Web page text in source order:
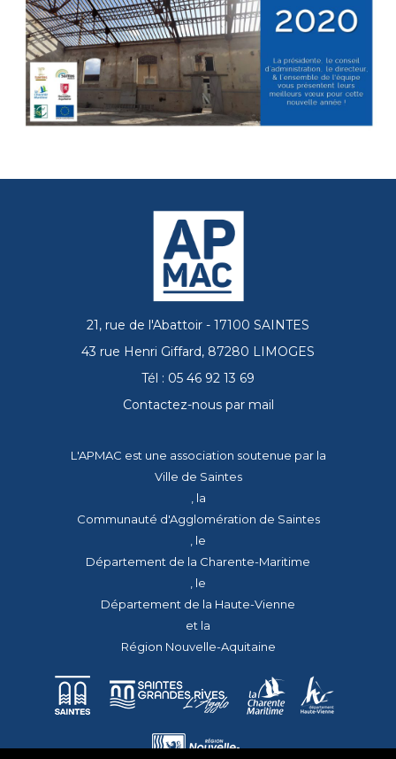
21, rue de l'Abattoir - 17100 SAINTES
43 rue Henri Giffard, 87280 LIMOGES
Tél : 05 46 92 13 69
Contactez-nous par mail
L'APMAC est une association soutenue par la
Ville de Saintes
, la
Communauté d'Agglomération de Saintes
, le
Département de la Charente-Maritime
, le
Département de la Haute-Vienne
et la
Région Nouvelle-Aquitaine